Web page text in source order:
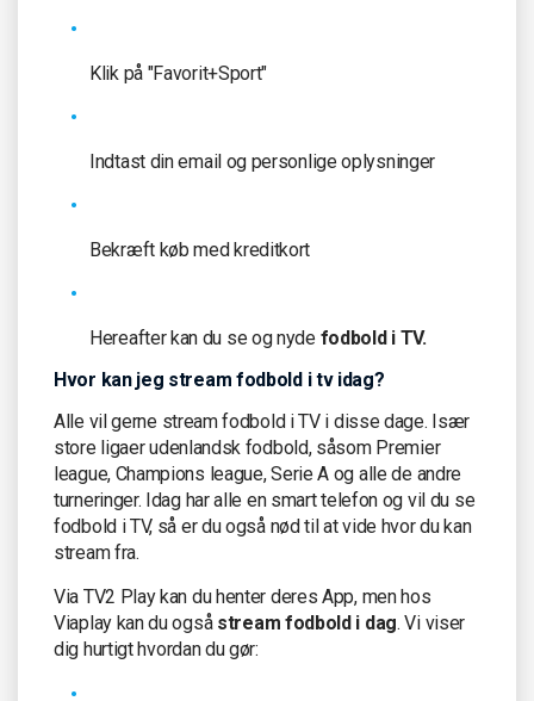
Klik på "Favorit+Sport"
Indtast din email og personlige oplysninger
Bekræft køb med kreditkort
Hereafter kan du se og nyde fodbold i TV.
Hvor kan jeg stream fodbold i tv idag?
Alle vil gerne stream fodbold i TV i disse dage. Især
store ligaer udenlandsk fodbold, såsom Premier
league, Champions league, Serie A og alle de andre
turneringer. Idag har alle en smart telefon og vil du se
fodbold i TV, så er du også nød til at vide hvor du kan
stream fra.
Via TV2 Play kan du henter deres App, men hos
Viaplay kan du også stream fodbold i dag. Vi viser
dig hurtigt hvordan du gør: